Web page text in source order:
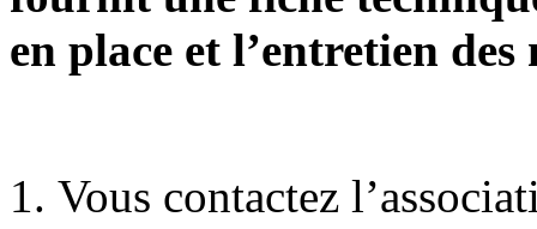
en place et l’entretien
Vous contactez